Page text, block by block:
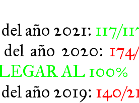
año 2021: 117/
año 2020:
AL 100%
año 2019: 140/